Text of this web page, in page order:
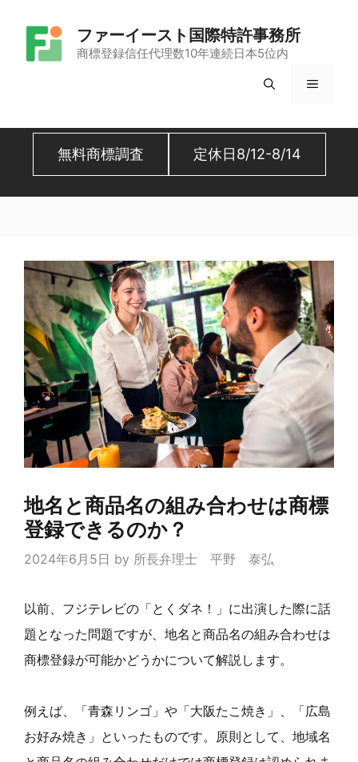
ファーイースト国際特許事務所
商標登録信任代理数10年連続日本5位内
メ
無料商標調査 定休日8/12-8/14
地名と商品名の組み合わせは商標
登録できるのか？
2024年6月5日 by 所長弁理士 平野 泰弘
以前、フジテレビの「とくダネ！」に出演した際に話
題となった問題ですが、地名と商品名の組み合わせは
商標登録が可能かどうかについて解説します。
例えば、「青森リンゴ」や「大阪たこ焼き」、「広島
お好み焼き」といったものです。原則として、地域名